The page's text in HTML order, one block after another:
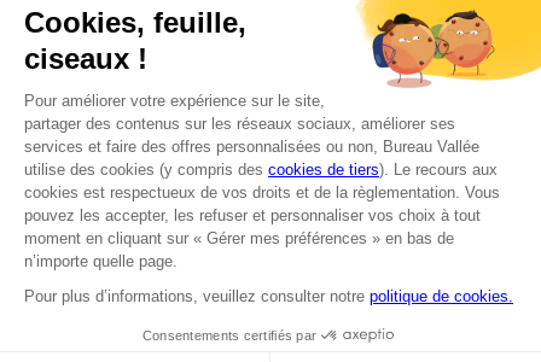
Proposez-vous un service d'impression à
Enghien ?
Est-il possible de faire des photocopies en
magasin ?
Peut-on faire imprimer des flyers à Bureau
Vallée Enghien ?
Quels types de reliure sont disponibles en